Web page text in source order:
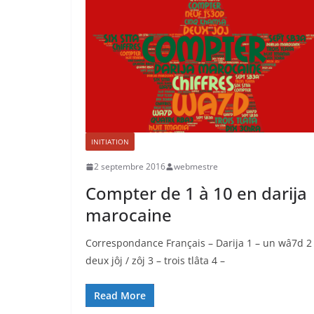
INITIATION
2 septembre 2016 webmestre
Compter de 1 à 10 en darija
marocaine
Correspondance Français – Darija 1 – un wâ7d 2
deux jôj / zôj 3 – trois tlâta 4 –
Read More